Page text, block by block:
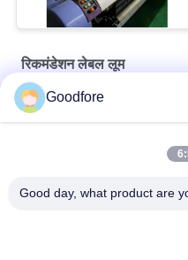
रिकमंडेशन लेबल लूम
ऑनलाइन/ऑफलाइन पंजीकरण फ्लेक्सो
Goodfore
Good day, what product are